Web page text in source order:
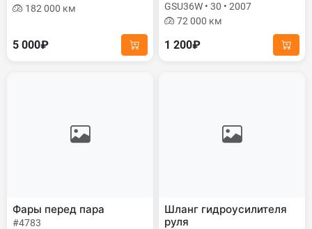
182 000 км
5 000₽
GSU36W • 30 • 2007
72 000 км
1 200₽
Фары перед пара
#4783
Шланг гидроусилителя
руля